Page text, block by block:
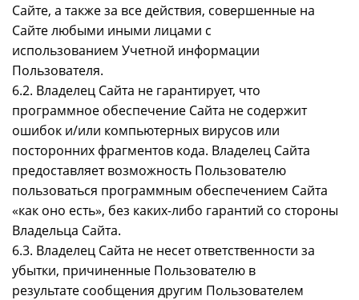
Сайте, а также за все действия, совершенные на
Сайте любыми иными лицами с
использованием Учетной информации
Пользователя.
6.2. Владелец Сайта не гарантирует, что
программное обеспечение Сайта не содержит
ошибок и/или компьютерных вирусов или
посторонних фрагментов кода. Владелец Сайта
предоставляет возможность Пользователю
пользоваться программным обеспечением Сайта
«как оно есть», без каких-либо гарантий со стороны
Владельца Сайта.
6.3. Владелец Сайта не несет ответственности за
убытки, причиненные Пользователю в
результате сообщения другим Пользователем